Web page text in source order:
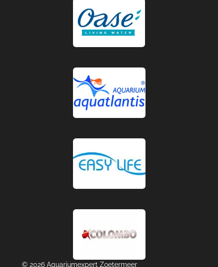
© 2026 Aquariumexpert Zoetermeer